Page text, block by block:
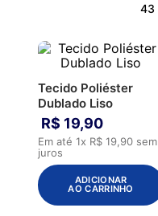
43
Tecido Poliéster
Dublado Liso
R$ 19,90
Em até1x R$ 19,90 sem
juros
ADICIONAR
AO CARRINHO